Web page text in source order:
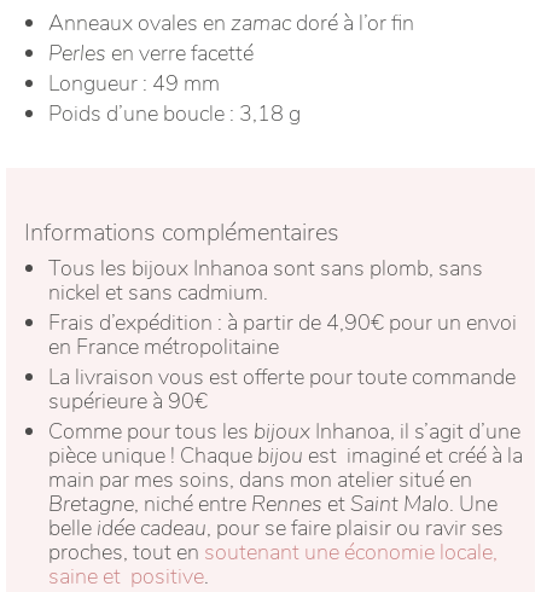
Anneaux ovales en zamac doré à l’or fin
Perles en verre facetté
Longueur : 49 mm
Poids d’une boucle : 3,18 g
Informations complémentaires
Tous les bijoux Inhanoa sont sans plomb, sans
nickel et sans cadmium.
Frais d’expédition : à partir de 4,90€ pour un envoi
en France métropolitaine
La livraison vous est offerte pour toute commande
supérieure à 90€
Comme pour tous les bijoux Inhanoa, il s’agit d’une
pièce unique ! Chaque bijou est imaginé et créé à la
main par mes soins, dans mon atelier situé en
Bretagne, niché entre Rennes et Saint Malo. Une
belle idée cadeau, pour se faire plaisir ou ravir ses
proches, tout en soutenant une économie locale,
saine et positive.